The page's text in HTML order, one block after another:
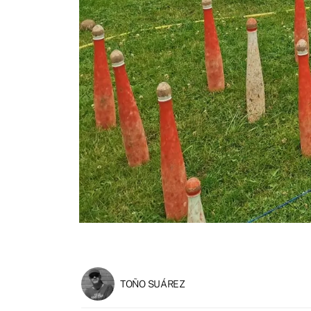
TOÑO SUÁREZ